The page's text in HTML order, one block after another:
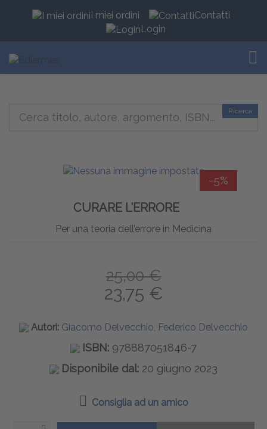
I miei ordini
Contatti
Login
Ricerca
-5%
CURARE L’ERRORE
Per una teoria dell’errore in Medicina
25,00 €
23,75 €
Autori: Giacomo Delvecchio, Federico Delvecchio
ISBN: 978887051846-7
Disponibile dal: 20 giugno 2023
Consiglia ad un amico